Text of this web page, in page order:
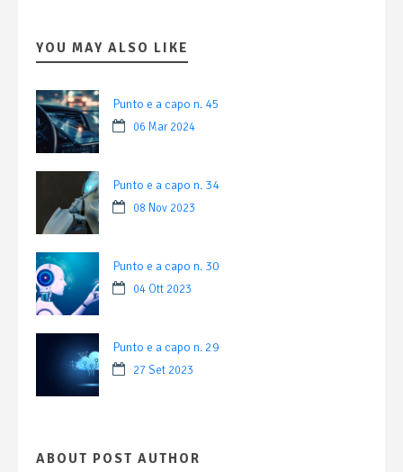
YOU MAY ALSO LIKE
Punto e a capo n. 45
06 Mar 2024
Punto e a capo n. 34
08 Nov 2023
Punto e a capo n. 30
04 Ott 2023
Punto e a capo n. 29
27 Set 2023
ABOUT POST AUTHOR